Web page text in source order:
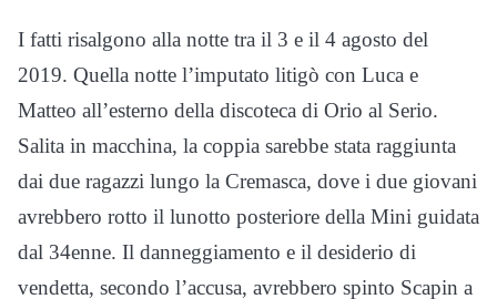
I fatti risalgono alla notte tra il 3 e il 4 agosto del
2019. Quella notte l’imputato litigò con Luca e
Matteo all’esterno della discoteca di Orio al Serio.
Salita in macchina, la coppia sarebbe stata raggiunta
dai due ragazzi lungo la Cremasca, dove i due giovani
avrebbero rotto il lunotto posteriore della Mini guidata
dal 34enne. Il danneggiamento e il desiderio di
vendetta, secondo l’accusa, avrebbero spinto Scapin a